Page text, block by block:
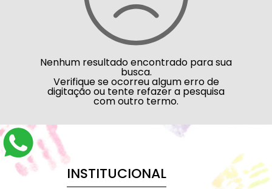
Nenhum resultado encontrado para sua
busca.
Verifique se ocorreu algum erro de
digitação ou tente refazer a pesquisa
com outro termo.
INSTITUCIONAL